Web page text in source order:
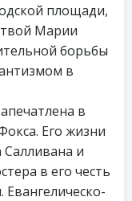
площади,
Марии
борьбы
в
в
Его жизни
и
в его честь